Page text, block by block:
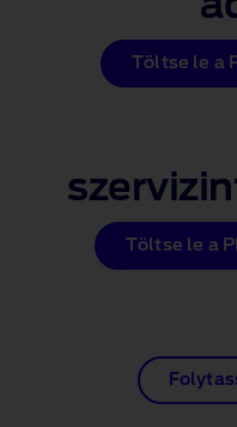
Töltse le a
Töltse le a